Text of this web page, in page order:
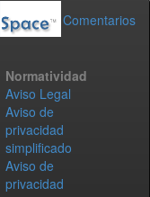
Comentarios
Normatividad
Aviso Legal
Aviso de
privacidad
simplificado
Aviso de
privacidad